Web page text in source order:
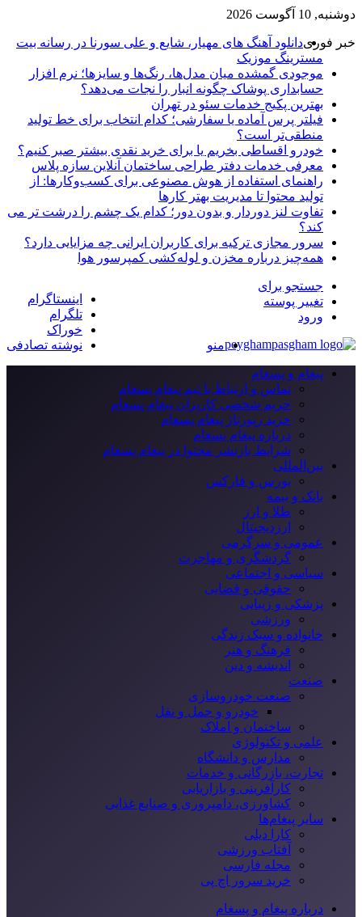
دوشنبه, 10 آگوست 2026
خبر فوریدانلود آهنگ های مهیار، شایع و علی سورنا در رسانه بیت
مسترینگ موزیک
موجودی گمشده میان مدل‌ها، رنگ‌ها و سایزها؛ نرم افزار
حسابداری پوشاک چگونه انبار را نجات می‌دهد؟
بهترین پکیج خدمات سئو در تهران
فیلتر پرس آماده یا سفارشی؛ کدام انتخاب برای خط تولید
منطقی‌تر است؟
خودرو اقساطی بخریم یا برای خرید نقدی بیشتر صبر کنیم؟
معرفی خدمات دفتر طراحی ساختمان آنلاین سازه پلاس
راهنمای استفاده از هوش مصنوعی برای کسب‌وکارها: از
تولید محتوا تا مدیریت بهتر کارها
تفاوت لنز دوردار و بدون دور؛ کدام یک چشم را درشت تر می
کند؟
سرور مجازی ترکیه برای کاربران ایرانی چه مزایایی دارد؟
همه‌چیز درباره مخزن و لوله‌کشی کمپرسور هوا
اینستاگرام
تلگرام
خوراک
نوشته تصادفی
جستجو برای
تغییر پوسته
ورود
منو
پیغام و پسغام
تماس و ارتباط با تیم پیغام پسغام
حریم شخصی کاربران پیغام پسغام
خرید رپورتاژ پیغام پسغام
درباره پیغام پسغام
شرایط بازنشر محتوا در پیغام پسغام
بین‌المللی
بورس و فارکس
بانک و بیمه
طلا و ارز
ارزدیجیتال
عمومی و سرگرمی
گردشگری و مهاجرت
سیاسی و اجتماعی
حقوقی و قضایی
پزشکی و زیبایی
ورزشی
خانواده و سبک زندگی
فرهنگ و هنر
اندیشه و دین
صنعت
صنعت خودروسازی
خودرو و حمل و نقل
ساختمان و املاک
علمی و تکنولوژی
مدارس و دانشگاه
تجارت، بازرگانی و خدمات
کارآفرینی و بازاریابی
کشاورزی، دامپروری و صنایع غذایی
سایر پیغام‌ها
کارا دیلی
آفتاب ورزشی
مجله فارسی
خرید سرور اچ پی
درباره پیغام و پسغام